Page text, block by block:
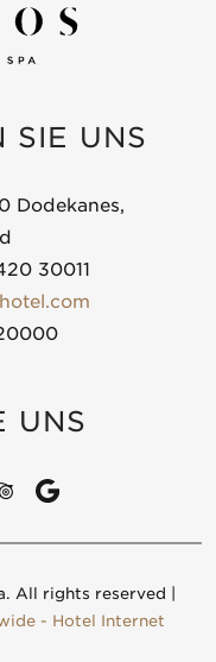
SIE UNS
Dodekanes,
30011
UNS
All rights reserved |
- Hotel Internet